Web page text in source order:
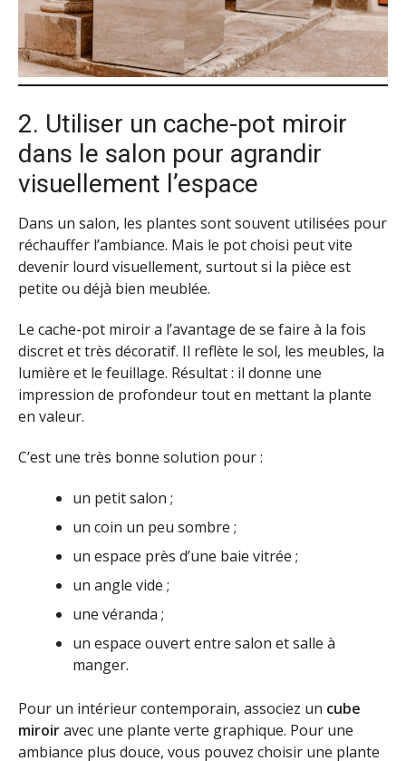
2. Utiliser un cache-pot miroir
dans le salon pour agrandir
visuellement l’espace
Dans un salon, les plantes sont souvent utilisées pour
réchauffer l’ambiance. Mais le pot choisi peut vite
devenir lourd visuellement, surtout si la pièce est
petite ou déjà bien meublée.
Le cache-pot miroir a l’avantage de se faire à la fois
discret et très décoratif. Il reflète le sol, les meubles, la
lumière et le feuillage. Résultat : il donne une
impression de profondeur tout en mettant la plante
en valeur.
C’est une très bonne solution pour :
un petit salon ;
un coin un peu sombre ;
un espace près d’une baie vitrée ;
un angle vide ;
une véranda ;
un espace ouvert entre salon et salle à
manger.
Pour un intérieur contemporain, associez un cube
miroiravec une plante verte graphique. Pour une
ambiance plus douce, vous pouvez choisir une plante